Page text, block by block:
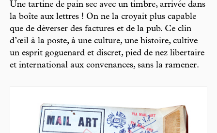
Une tartine de pain sec avec un timbre, arrivée dans
la boîte aux lettres ! On ne la croyait plus capable
que de déverser des factures et de la pub. Ce clin
d’œil à la poste, à une culture, une histoire, cultive
un esprit goguenard et discret, pied de nez libertaire
et international aux convenances, sans la ramener.